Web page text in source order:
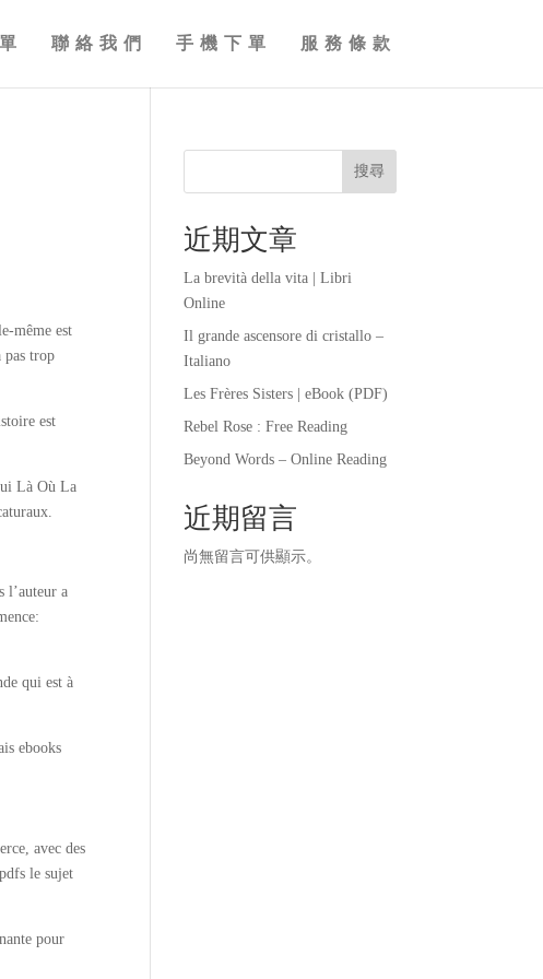
聯絡我們 手機下單 服務條款
même est
pas trop
est
Là Où La
l’auteur a
qui est à
ebooks
avec des
le sujet
pour
搜尋
近期文章
La brevità della vita | Libri
Online
Il grande ascensore di cristallo –
Italiano
Les Frères Sisters | eBook (PDF)
Rebel Rose : Free Reading
Beyond Words – Online Reading
近期留言
尚無留言可供顯示。